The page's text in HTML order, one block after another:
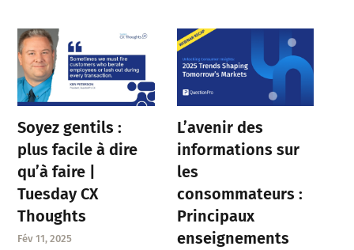
Soyez gentils :
plus facile à dire
qu’à faire |
Tuesday CX
Thoughts
Fév 11, 2025
L’avenir des
informations sur
les
consommateurs :
Principaux
enseignements